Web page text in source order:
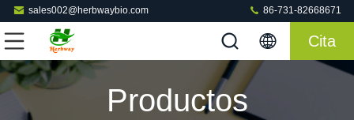
sales002@herbwaybio.com 86-731-82668671
Cita
Productos